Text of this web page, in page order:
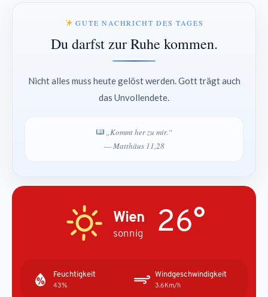
GUTE NACHRICHT DES TAGES
Du darfst zur Ruhe kommen.
Nicht alles muss heute gelöst werden. Gott trägt auch
das Unvollendete.
„Kommt her zu mir.“
— Matthäus 11,28
Wien
sonnig 26°
Feuchtigkeit
43%
Windgeschwindigkeit
3.6Km/h